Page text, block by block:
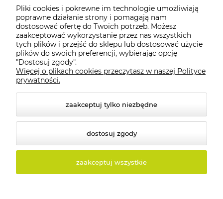
Moje konto
Płatności i dostawa
Informacje
Styl graficzny i aplikacje ShopGadget.pl
Pliki cookies i pokrewne im technologie umożliwiają
poprawne działanie strony i pomagają nam
dostosować ofertę do Twoich potrzeb. Możesz
zaakceptować wykorzystanie przez nas wszystkich
tych plików i przejść do sklepu lub dostosować użycie
plików do swoich preferencji, wybierając opcję
"Dostosuj zgody".
Więcej o plikach cookies przeczytasz w naszej Polityce
prywatności.
zaakceptuj tylko niezbędne
dostosuj zgody
zaakceptuj wszystkie